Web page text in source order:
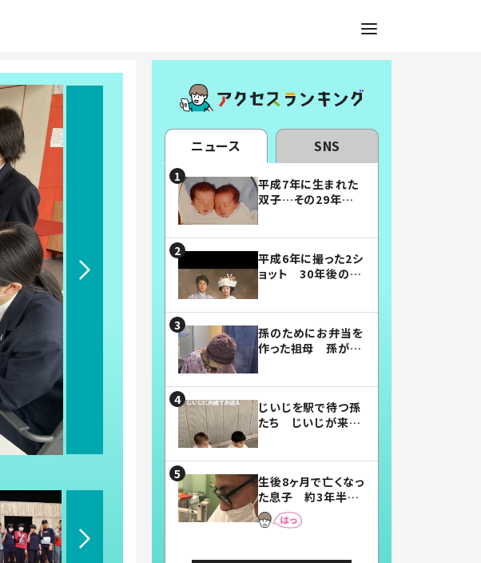
ニュース SNS
平成7年に生まれた
双子…その29年後
平成6年に撮った2シ
ョット 30年後の姿
孫のためにお弁当を
作った祖母 孫が絶
じいじを駅で待つ孫
たち じいじが来た
まらない」「幸せにな
れる」
生後8ヶ月で亡くなっ
た息子 約3年半
後、当時の妻の日記
に書いてあった本音